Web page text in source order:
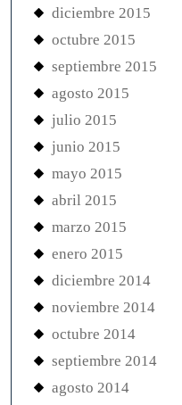
diciembre 2015
octubre 2015
septiembre 2015
agosto 2015
julio 2015
junio 2015
mayo 2015
abril 2015
marzo 2015
enero 2015
diciembre 2014
noviembre 2014
octubre 2014
septiembre 2014
agosto 2014